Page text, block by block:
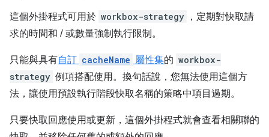
這個外掛程式可用於 workbox-strategy ，定期對快取請
求的時間和 / 或數量強制執行限制。
只能與具有自訂 cacheName 屬性集的 workbox-
strategy 例項搭配使用。換句話說，您無法使用這個方
法，讓使用預設執行階段快取名稱的策略中項目過期。
只要快取回應使用或更新，這個外掛程式就會查看相關聯的